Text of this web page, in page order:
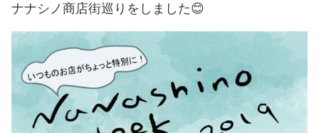
ナナシノ商店街巡りをしました😊